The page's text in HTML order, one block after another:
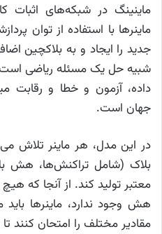
ماینینگ در شبکه‌های اثبات
ماینرها با استفاده از توان
جدید را ایجاد و به بلاکچین
شبیه حل یک مسئله ریاضی است،
داده، آزمون و خطا و رقابت
جهان است.
در این مدل، هر ماینر تلاش
بلاک (شامل تراکنش‌ها، هش
معتبر تولید کند. از آنجا که
هش وجود ندارد، ماینرها باید
مقادیر مختلف را امتحان کنند